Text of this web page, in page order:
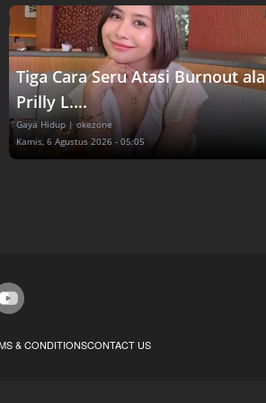
Tiga Cara Seru Atasi Burnout ala
Prilly L....
Gaya Hidup | okezone
Kamis, 6 Agustus 2026 - 05:05
& CONDITIONSCONTACT US